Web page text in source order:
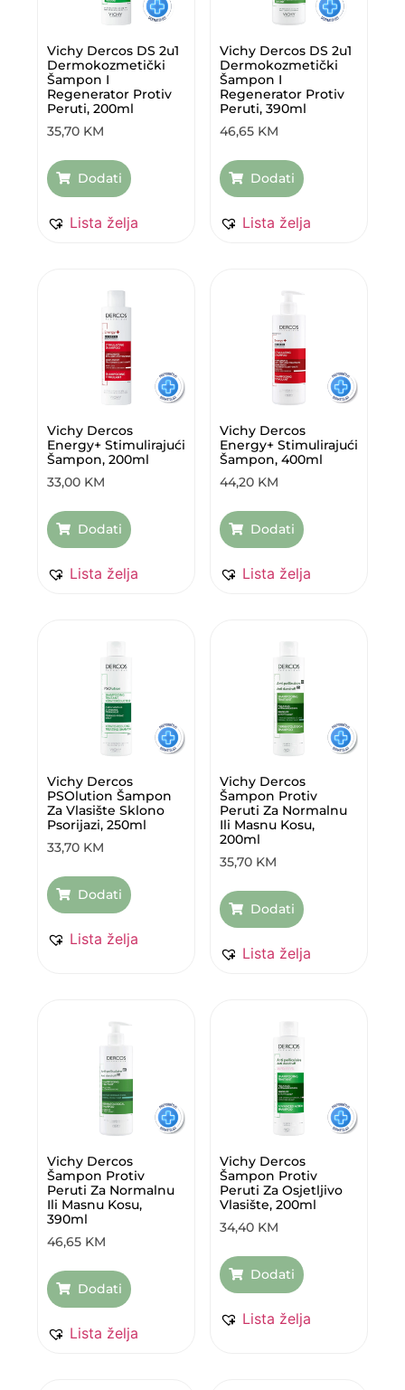
Vichy Dercos DS 2u1
Dermokozmetički
Šampon I
Regenerator Protiv
Peruti, 200ml
35,70 KM
Dodati
Lista želja
Vichy Dercos DS 2u1
Dermokozmetički
Šampon I
Regenerator Protiv
Peruti, 390ml
46,65 KM
Dodati
Lista želja
Vichy Dercos
Energy+ Stimulirajući
Šampon, 200ml
33,00 KM
Dodati
Lista želja
Vichy Dercos
Energy+ Stimulirajući
Šampon, 400ml
44,20 KM
Dodati
Lista želja
Vichy Dercos
PSOlution Šampon
Za Vlasište Sklono
Psorijazi, 250ml
33,70 KM
Dodati
Lista želja
Vichy Dercos
Šampon Protiv
Peruti Za Normalnu
Ili Masnu Kosu,
200ml
35,70 KM
Dodati
Lista želja
Vichy Dercos
Šampon Protiv
Peruti Za Normalnu
Ili Masnu Kosu,
390ml
46,65 KM
Dodati
Lista želja
Vichy Dercos
Šampon Protiv
Peruti Za Osjetljivo
Vlasište, 200ml
34,40 KM
Dodati
Lista želja